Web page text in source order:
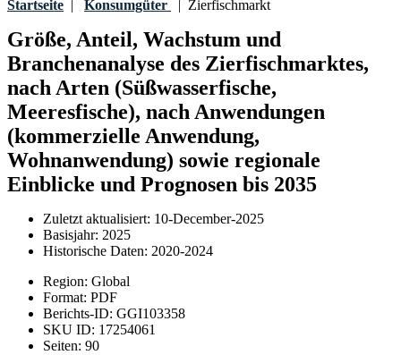
Startseite | Konsumgüter | Zierfischmarkt
Größe, Anteil, Wachstum und
Branchenanalyse des Zierfischmarktes,
nach Arten (Süßwasserfische,
Meeresfische), nach Anwendungen
(kommerzielle Anwendung,
Wohnanwendung) sowie regionale
Einblicke und Prognosen bis 2035
Zuletzt aktualisiert: 10-December-2025
Basisjahr: 2025
Historische Daten: 2020-2024
Region: Global
Format: PDF
Berichts-ID: GGI103358
SKU ID: 17254061
Seiten: 90